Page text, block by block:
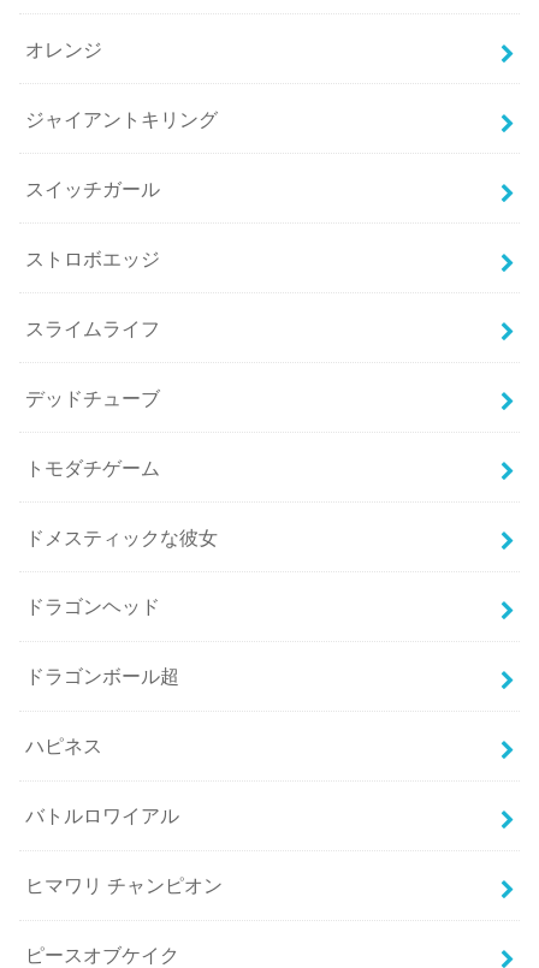
オレンジ
ジャイアントキリング
スイッチガール
ストロボエッジ
スライムライフ
デッドチューブ
トモダチゲーム
ドメスティックな彼女
ドラゴンヘッド
ドラゴンボール超
ハピネス
バトルロワイアル
ヒマワリ チャンピオン
ピースオブケイク